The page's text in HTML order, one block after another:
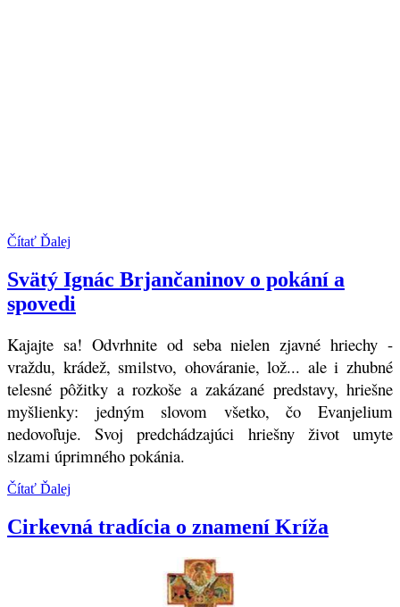
Čítať Ďalej
Svätý Ignác Brjančaninov o pokání a
spovedi
Kajajte sa! Odvrhnite od seba nielen zjavné hriechy -
vraždu, krádež, smilstvo, ohováranie, lož... ale i zhubné
telesné pôžitky a rozkoše a zakázané predstavy, hriešne
myšlienky: jedným slovom všetko, čo Evanjelium
nedovoľuje. Svoj predchádzajúci hriešny život umyte
slzami úprimného pokánia.
Čítať Ďalej
Cirkevná tradícia o znamení Kríža